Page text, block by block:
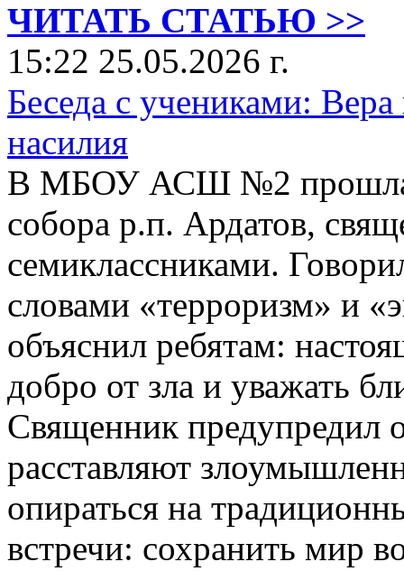
ЧИТАТЬ СТАТЬЮ >>
15:22 25.05.2026 г.
Беседа с учениками:
насилия
В МБОУ АСШ №2 прошла
собора р.п. Ардатов,
семиклассниками.
словами «терроризм» и
объяснил ребятам:
добро от зла и уважать
Священник предупредил
расставляют
опираться на
встречи: сохранить мир